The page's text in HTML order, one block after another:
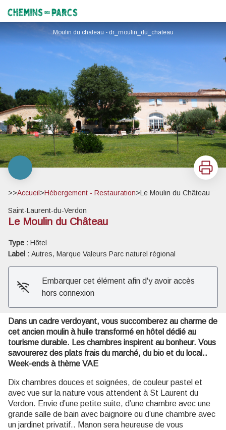
Chemins des Parcs
Moulin du chateau - dr_moulin_du_chateau
Imprimer
>>Accueil >Hébergement - Restauration>Le Moulin du Château
Saint-Laurent-du-Verdon
Le Moulin du Château
Type : Hôtel
Label : Autres, Marque Valeurs Parc naturel régional
Embarquer cet élément afin d'y avoir accès
hors connexion
Dans un cadre verdoyant, vous succomberez au charme de
cet ancien moulin à huile transformé en hôtel dédié au
tourisme durable. Les chambres inspirent au bonheur. Vous
savourerez des plats frais du marché, du bio et du local..
Week-ends à thème VAE
Dix chambres douces et soignées, de couleur pastel et
avec vue sur la nature vous attendent à St Laurent du
Verdon. Envie d’une petite suite, d’une chambre avec une
grande salle de bain avec baignoire ou d’une chambre avec
un jardinet privatif.. Manon sera heureuse de vous